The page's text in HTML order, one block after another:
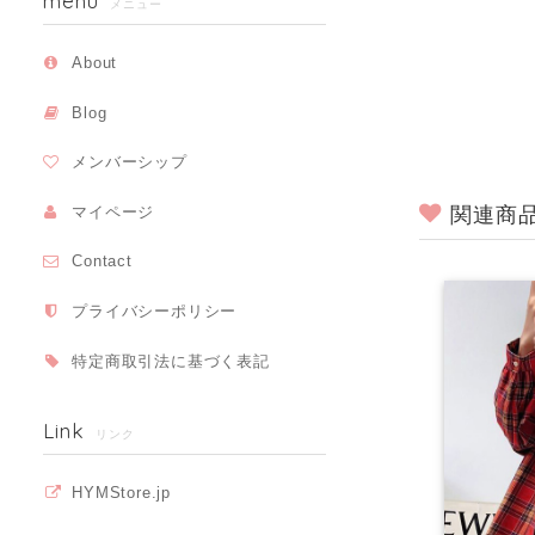
メニュー
About
Blog
メンバーシップ
マイページ
Contact
プライバシーポリシー
特定商取引法に基づく表記
Link リンク
HYMStore.jp
関連商